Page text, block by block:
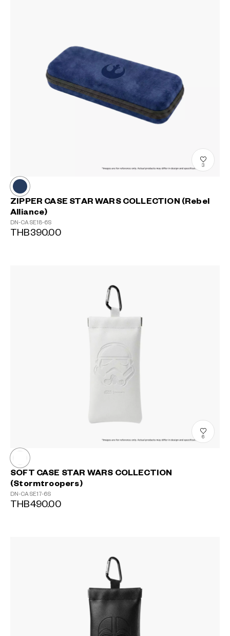
3
ZIPPER CASE STAR WARS COLLECTION (Rebel
Alliance)
DN-CASE18-6S
THB390.00
6
SOFT CASE STAR WARS COLLECTION
(Stormtroopers)
DN-CASE17-6S
THB490.00